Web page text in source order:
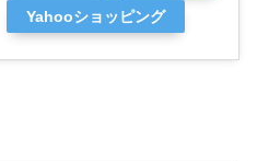
Yahooショッピング